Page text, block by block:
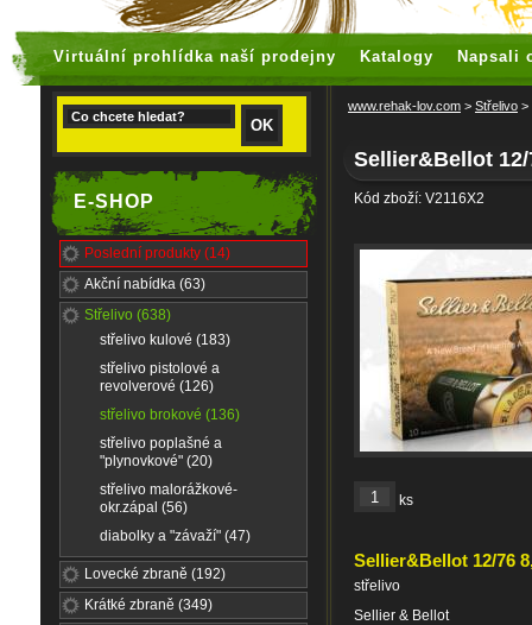
Virtuální prohlídka naší prodejny Katalogy Napsali
E-SHOP
Poslední produkty (14)
Akční nabídka (63)
Střelivo (638)
střelivo kulové (183)
střelivo pistolové a
revolverové (126)
střelivo brokové (136)
střelivo poplašné a
"plynovkové" (20)
střelivo malorážkové-
okr.zápal (56)
diabolky a "závaží" (47)
Lovecké zbraně (192)
Krátké zbraně (349)
www.rehak-lov.com > Střelivo >
Sellier&Bellot 12/
Kód zboží: V2116X2
ks
Sellier&Bellot 12/76
střelivo
Sellier & Bellot